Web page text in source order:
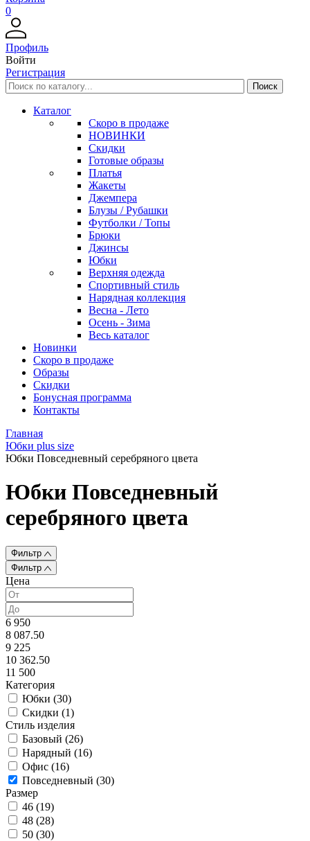
0
Профиль
Войти
Регистрация
Каталог
Скоро в продаже
НОВИНКИ
Скидки
Готовые образы
Платья
Жакеты
Джемпера
Блузы / Рубашки
Футболки / Топы
Брюки
Джинсы
Юбки
Верхняя одежда
Спортивный стиль
Нарядная коллекция
Весна - Лето
Осень - Зима
Весь каталог
Новинки
Скоро в продаже
Образы
Скидки
Бонусная программа
Контакты
Главная
Юбки plus size
Юбки Повседневный серебряного цвета
Юбки Повседневный
серебряного цвета
Фильтр
Фильтр
Цена
6 950
8 087.50
9 225
10 362.50
11 500
Категория
Юбки (30)
Скидки (1)
Стиль изделия
Базовый (26)
Нарядный (16)
Офис (16)
Повседневный (30)
Размер
46 (19)
48 (28)
50 (30)